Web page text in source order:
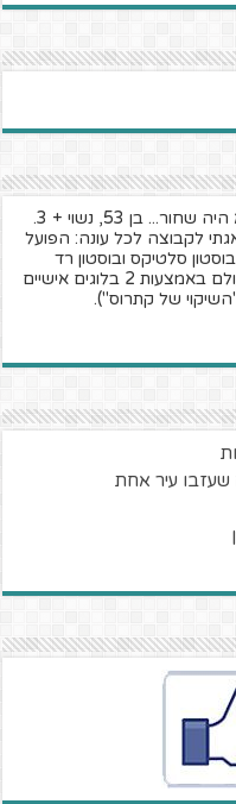
מי ידע אם אברהם לא היה שחור... בן 53, נשוי + 3.
לקבוצה לכל עונה: הפועל
סלטיקס ובוסטון רד
סוקס. מתקשר עם העולם באמצעות 2 בלוגים אישיים
של קתרוס").
שעזבו עיר אחת